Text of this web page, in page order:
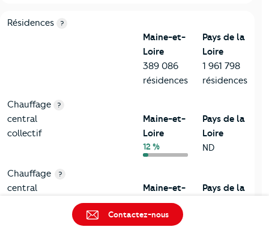
8-Chauffage
Critères Maine-et-Loire
Résidences ?
Maine-et-
Loire
389 086
résidences
Pays de la
Loire
1 961 798
résidences
Chauffage
central
collectif
?
Maine-et-
Loire
12 %
Pays de la
Loire
ND
Chauffage
central
?
Maine-et-
Loire
44 %
Pays de la
Contactez-nous